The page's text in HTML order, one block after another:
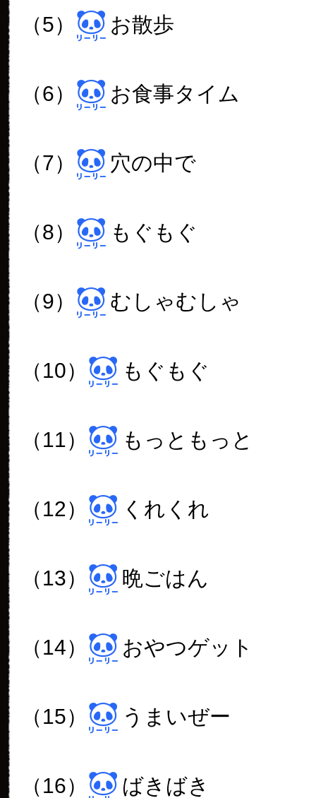
（5） お散歩
（6） お食事タイム
（7） 穴の中で
（8） もぐもぐ
（9） むしゃむしゃ
（10） もぐもぐ
（11） もっともっと
（12） くれくれ
（13） 晩ごはん
（14） おやつゲット
（15） うまいぜー
（16） ばきばき